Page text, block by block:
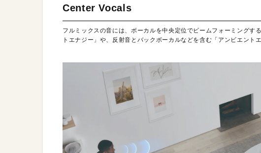
Center Vocals
フルミックスの音には、ボーカルを中央定位でビームフォーミングす
トエナジー」や、反射音とバックボーカルなどを含む「アンビエント